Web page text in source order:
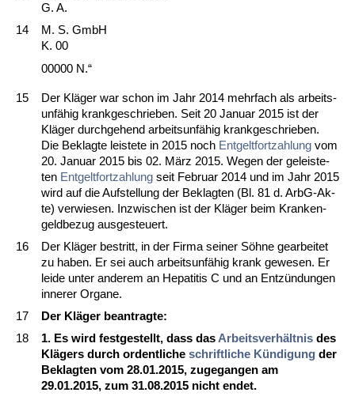
G. A.
14
M. S. GmbH
K. 00
00000 N.“
15
Der Kläger war schon im Jahr 2014 mehr­fach als ar­beits­
unfähig krank­ge­schrie­ben. Seit 20 Ja­nu­ar 2015 ist der
Kläger durch­ge­hend ar­beits­unfähig krank­ge­schrie­ben.
Die Be­klag­te leis­te­te in 2015 noch Ent­gelt­fort­zah­lung vom
20. Ja­nu­ar 2015 bis 02. März 2015. We­gen der ge­leis­te­
ten Ent­gelt­fort­zah­lung seit Fe­bru­ar 2014 und im Jahr 2015
wird auf die Auf­stel­lung der Be­klag­ten (Bl. 81 d. ArbG-Ak­
te) ver­wie­sen. In­zwi­schen ist der Kläger beim Kran­ken­
geld­be­zug aus­ge­steu­ert.
16
Der Kläger be­stritt, in der Fir­ma sei­ner Söhne ge­ar­bei­tet
zu ha­ben. Er sei auch ar­beits­unfähig krank ge­we­sen. Er
lei­de un­ter an­de­rem an He­pa­ti­tis C und an Entzündun­gen
in­ne­rer Or­ga­ne.
17
Der Kläger be­an­trag­te:
18
1. Es wird fest­ge­stellt, dass das Ar­beits­verhält­nis des
Klägers durch or­dent­li­che schrift­li­che Kündi­gung der
Be­klag­ten vom 28.01.2015, zu­ge­gan­gen am
29.01.2015, zum 31.08.2015 nicht en­det.